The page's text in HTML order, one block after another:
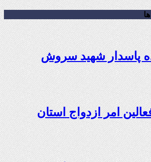
پاسدار شهید سروش
امر ازدواج استان